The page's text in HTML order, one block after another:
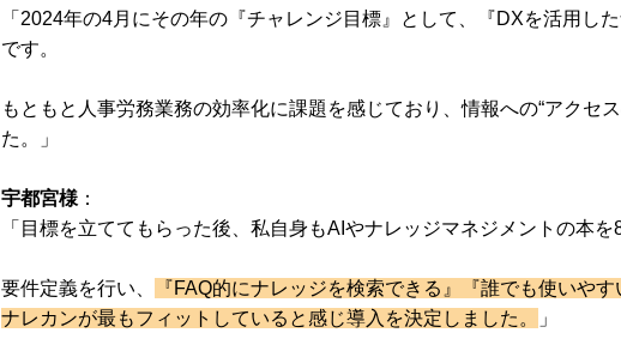
「2024年の4月にその年の『チャレンジ目標』として、『DXを活用し
です。
もともと人事労務業務の効率化に課題を感じており、情報への“アクセ
た。」
宇都宮様 ：
「目標を立ててもらった後、私自身もAIやナレッジマネジメントの本を
要件定義を行い、
『FAQ的にナレッジを検索できる』『誰でも使いや
ナレカンが最もフィットしていると感じ導入を決定しました。
」